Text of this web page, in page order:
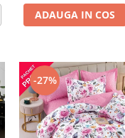
ADAUGA IN COS
-27%